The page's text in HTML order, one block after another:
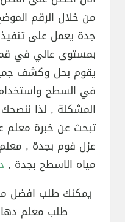
من خلال الرقم
جدة يعمل على تنفيذ
بمستوى عالي في
يقوم بحل وكشف
في السطح واستخدام
المشكلة , لذا
تبحث عن خبرة
عزل فوم بجدة ,
مياه الاسطح بجدة ,
يمكنك طلب افضل
طلب معلم